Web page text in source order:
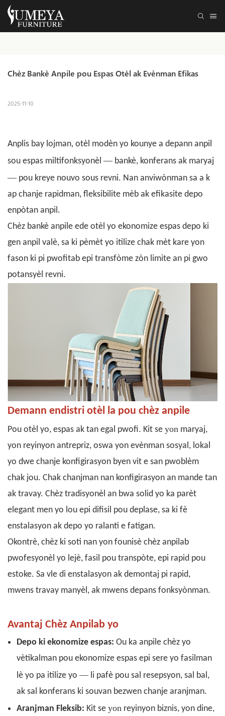
Chèz Bankè Anpile pou Espas Otèl ak Evènman Efikas
2025-11-10
Anplis bay lojman, otèl modèn yo kounye a depann anpil
sou espas miltifonksyonèl — bankè, konferans ak maryaj
— pou kreye nouvo sous revni. Nan anviwònman sa a k
ap chanje rapidman, fleksibilite mèb ak efikasite depo
enpòtan anpil.
Chèz bankè anpile ede otèl yo ekonomize espas depo ki
gen anpil valè, sa ki pèmèt yo itilize chak mèt kare yon
fason ki pi pwofitab epi transfòme zòn limite an pi gwo
potansyèl revni.
Demann endistri otèl la pou chèz anpile
Pou otèl yo, espas ak tan egal pwofi. Kit se yon maryaj,
yon reyinyon antrepriz, oswa yon evènman sosyal, lokal
yo dwe chanje konfigirasyon byen vit e san pwoblèm
chak jou. Chak chanjman nan konfigirasyon an mande tan
ak travay. Chèz tradisyonèl an bwa solid yo ka parèt
elegant men yo lou epi difisil pou deplase, sa ki fè
enstalasyon ak depo yo ralanti e fatigan.
Okontrè, chèz ki soti nan yon founisè chèz anpilab
pwofesyonèl yo lejè, fasil pou transpòte, epi rapid pou
estoke. Sa vle di enstalasyon ak demontaj pi rapid,
mwens travay manyèl, ak mwens depans fonksyònman.
Avantaj Chèz Anpilab yo
Depo ki ekonomize espas: Ou ka anpile chèz yo
vètikalman pou ekonomize espas epi sere yo fasilman
lè yo pa itilize yo — li ​​pafè pou sal resepsyon, sal bal,
ak sal konferans ki souvan bezwen chanje aranjman.
Aranjman Fleksib: Kit se yon reyinyon biznis, yon dine,